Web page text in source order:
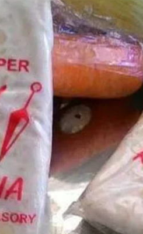
Dari Iseng Jadi Cuan: Kisah
TUM_ATUL yang Ubah
Hampers Jadi Bisnis Kece